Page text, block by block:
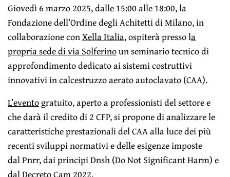
Giovedì 6 marzo 2025, dalle 15:00 alle 18:00, la
Fondazione dell’Ordine degli Achitetti di Milano, in
collaborazione conXella Italia, ospiterà presso la
propria sede di via Solferinoun seminario tecnico di
approfondimento dedicato ai sistemi costruttivi
innovativi in calcestruzzo aerato autoclavato (CAA).
L’eventogratuito, aperto a professionisti del settore e
che darà il credito di 2 CFP, si propone di analizzare le
caratteristiche prestazionali del CAA alla luce dei più
recenti sviluppi normativi e delle esigenze imposte
dal Pnrr, dai principi Dnsh (Do Not Significant Harm) e